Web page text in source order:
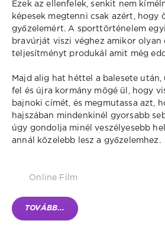
Ezek az ellenfelek, senkit nem
képesek megtenni csak azért, hogy
győzelemért. A sporttörténelem
bravúrját viszi véghez amikor olyan
teljesítményt produkál amit még
Majd alig hat héttel a balesete után,
fel és újra kormány mögé ül, hogy
bajnoki címét, és megmutassa azt,
hajszában mindenkinél gyorsabb
úgy gondolja minél veszélyesebb
annál közelebb lesz a győzelemhez.
Online Film
TOVÁBB...